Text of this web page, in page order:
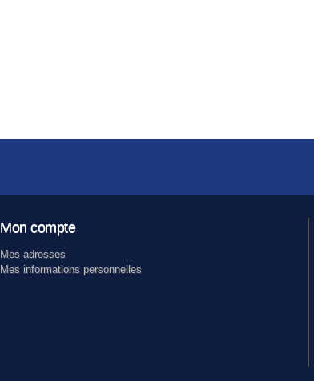
Mon compte
Mes adresses
Mes informations personnelles